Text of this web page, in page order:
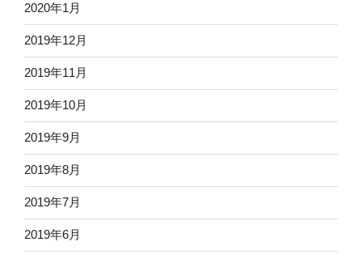
2020年1月
2019年12月
2019年11月
2019年10月
2019年9月
2019年8月
2019年7月
2019年6月